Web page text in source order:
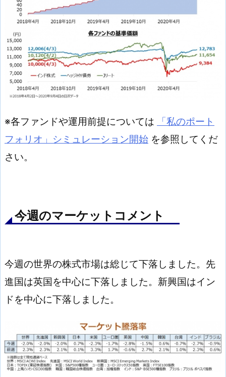
※各ファンドや運用前提については
「私のポート
フォリオ」シミュレーション開始 を参照してくだ
さい。
今週のマーケットコメント
今週の世界の株式市場は総じて下落しました。先
進国は英国を中心に下落しました。新興国はイン
ドを中心に下落しました。